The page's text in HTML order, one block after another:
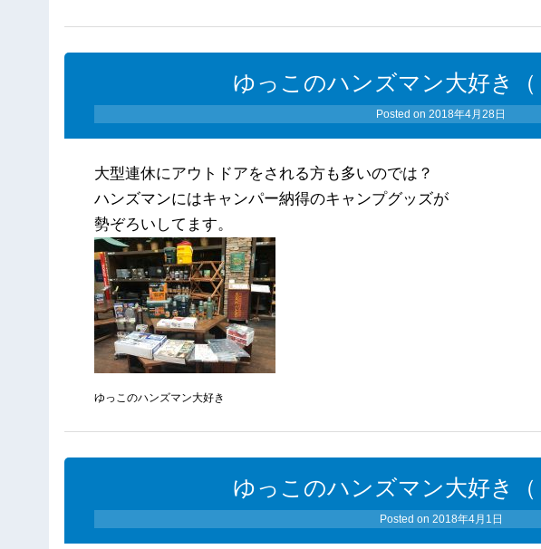
ゆっこのハンズマン大好き（
Posted on2018年4月28日
大型連休にアウトドアをされる方も多いのでは？
ハンズマンにはキャンパー納得のキャンプグッズが
勢ぞろいしてます。
ゆっこのハンズマン大好き
ゆっこのハンズマン大好き（
Posted on 2018年4月1日